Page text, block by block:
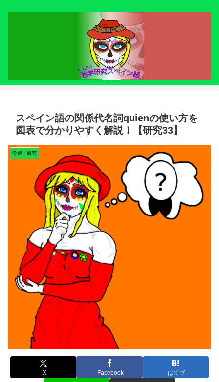
スペイン語の関係代名詞quienの使い方を
図表で分かりやすく解説！【研究33】
学習・研究
X Facebook はてブ